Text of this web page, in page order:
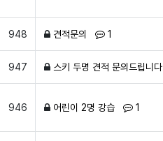
948 견적문의 댓글 1
947 스키 두명 견적 문의드립니다
946 어린이 2명 강습 댓글 1